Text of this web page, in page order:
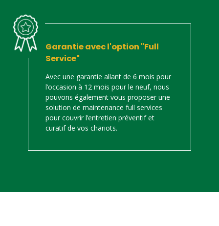
Garantie avec l'option "Full
Service"
Avec une garantie allant de 6 mois pour
l’occasion à 12 mois pour le neuf, nous
pouvons également vous proposer une
solution de maintenance full services
pour couvrir l’entretien préventif et
curatif de vos chariots.